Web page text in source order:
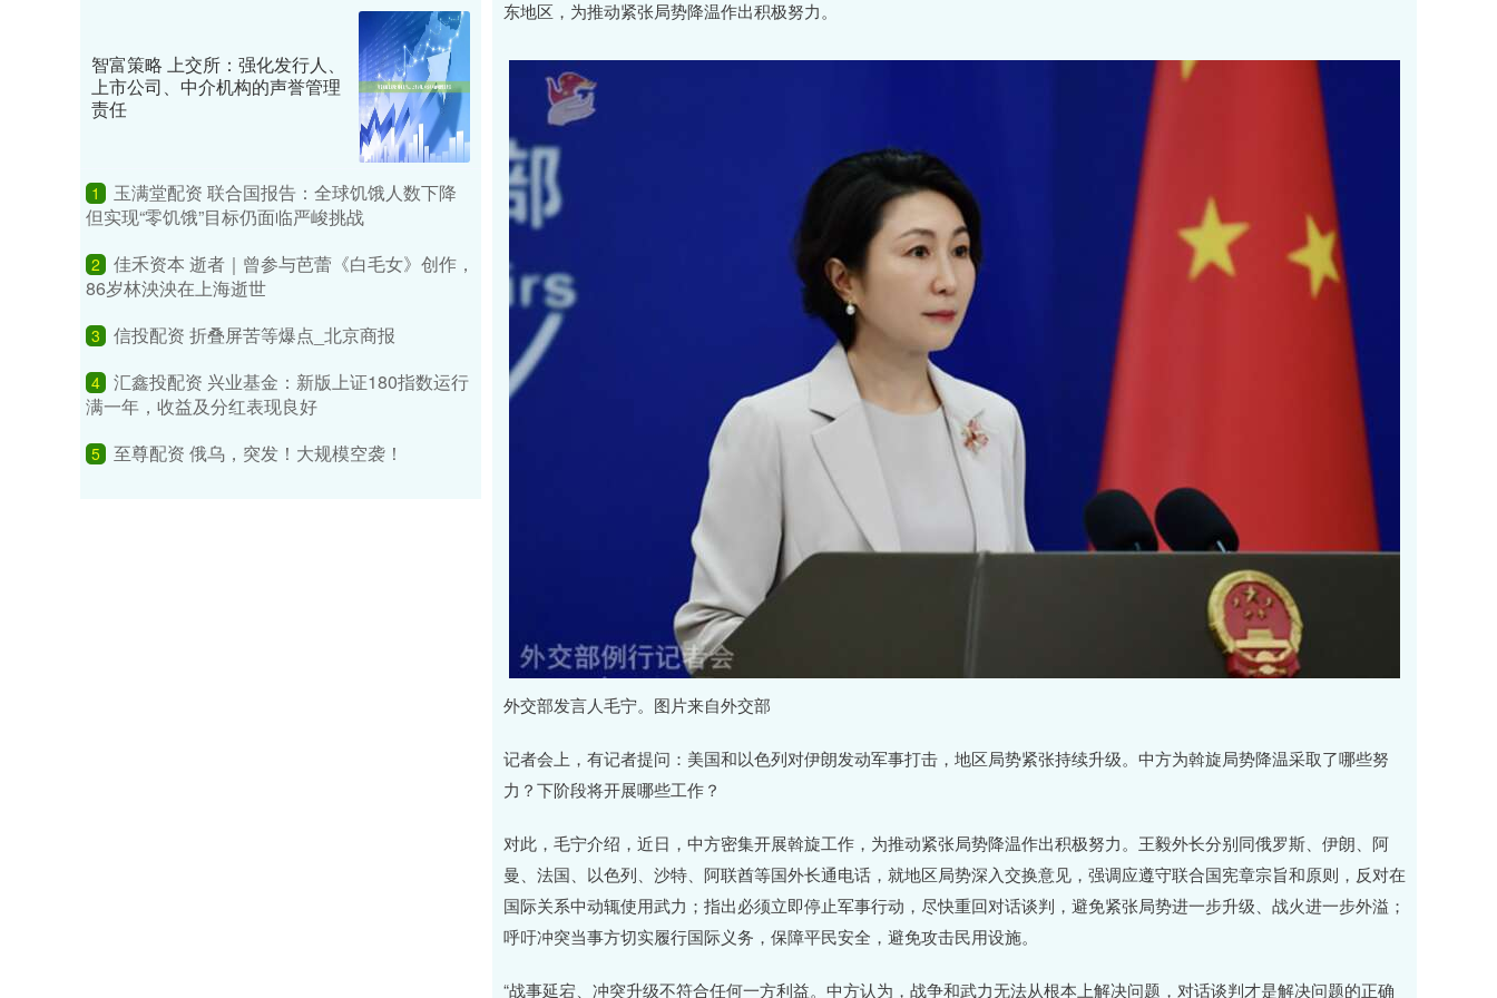
东地区，为推动紧张局势降温作出积极努力。
外交部发言人毛宁。图片来自外交部
记者会上，有记者提问：美国和以色列对伊朗发动军事打击，地区局势紧张持续升级。中方为斡旋局势降温采取了哪些努
力？下阶段将开展哪些工作？
对此，毛宁介绍，近日，中方密集开展斡旋工作，为推动紧张局势降温作出积极努力。王毅外长分别同俄罗斯、伊朗、阿
曼、法国、以色列、沙特、阿联酋等国外长通电话，就地区局势深入交换意见，强调应遵守联合国宪章宗旨和原则，反对在
国际关系中动辄使用武力；指出必须立即停止军事行动，尽快重回对话谈判，避免紧张局势进一步升级、战火进一步外溢；
呼吁冲突当事方切实履行国际义务，保障平民安全，避免攻击民用设施。
“战事延宕、冲突升级不符合任何一方利益。中方认为，战争和武力无法从根本上解决问题，对话谈判才是解决问题的正确
智富策略 上交所：强化发行人、
上市公司、中介机构的声誉管理
责任
1
玉满堂配资 联合国报告：全球饥饿人数下降
但实现“零饥饿”目标仍面临严峻挑战
2
佳禾资本 逝者｜曾参与芭蕾《白毛女》创作，
86岁林泱泱在上海逝世
3 信投配资 折叠屏苦等爆点_北京商报
4 汇鑫投配资 兴业基金：新版上证180指数运行
满一年，收益及分红表现良好
5 至尊配资 俄乌，突发！大规模空袭！